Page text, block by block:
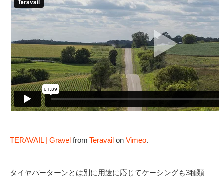
TERAVAIL | Gravel from Teravail on Vimeo.
タイヤパーターンとは別に用途に応じてケーシングも3種類